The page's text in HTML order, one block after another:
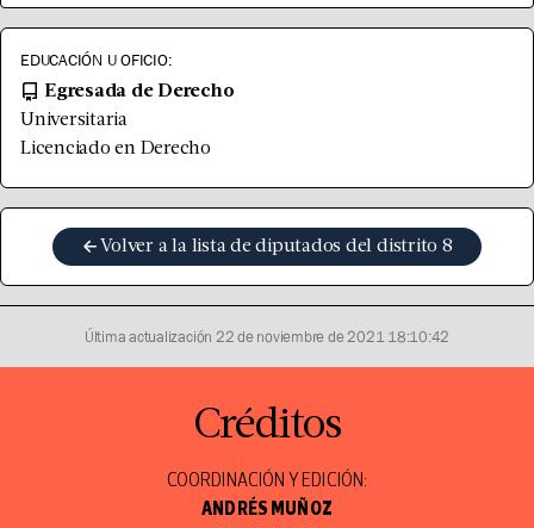
EDUCACIÓN U OFICIO:
Egresada de Derecho
Universitaria
Licenciado en Derecho
Volver a la lista de diputados del distrito 8
Última actualización 22 de noviembre de 2021 18:10:42
Créditos
COORDINACIÓN Y EDICIÓN:
ANDRÉS MUÑOZ